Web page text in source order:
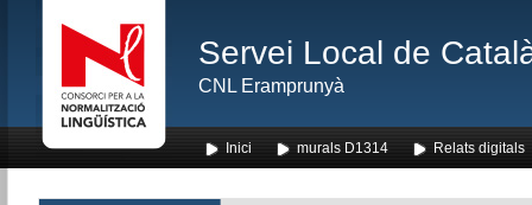
Servei Local de
CNL Eramprunyà
Inici murals D1314 Relats digitals